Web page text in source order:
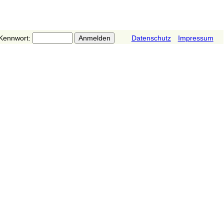
Datenschutz Impressum